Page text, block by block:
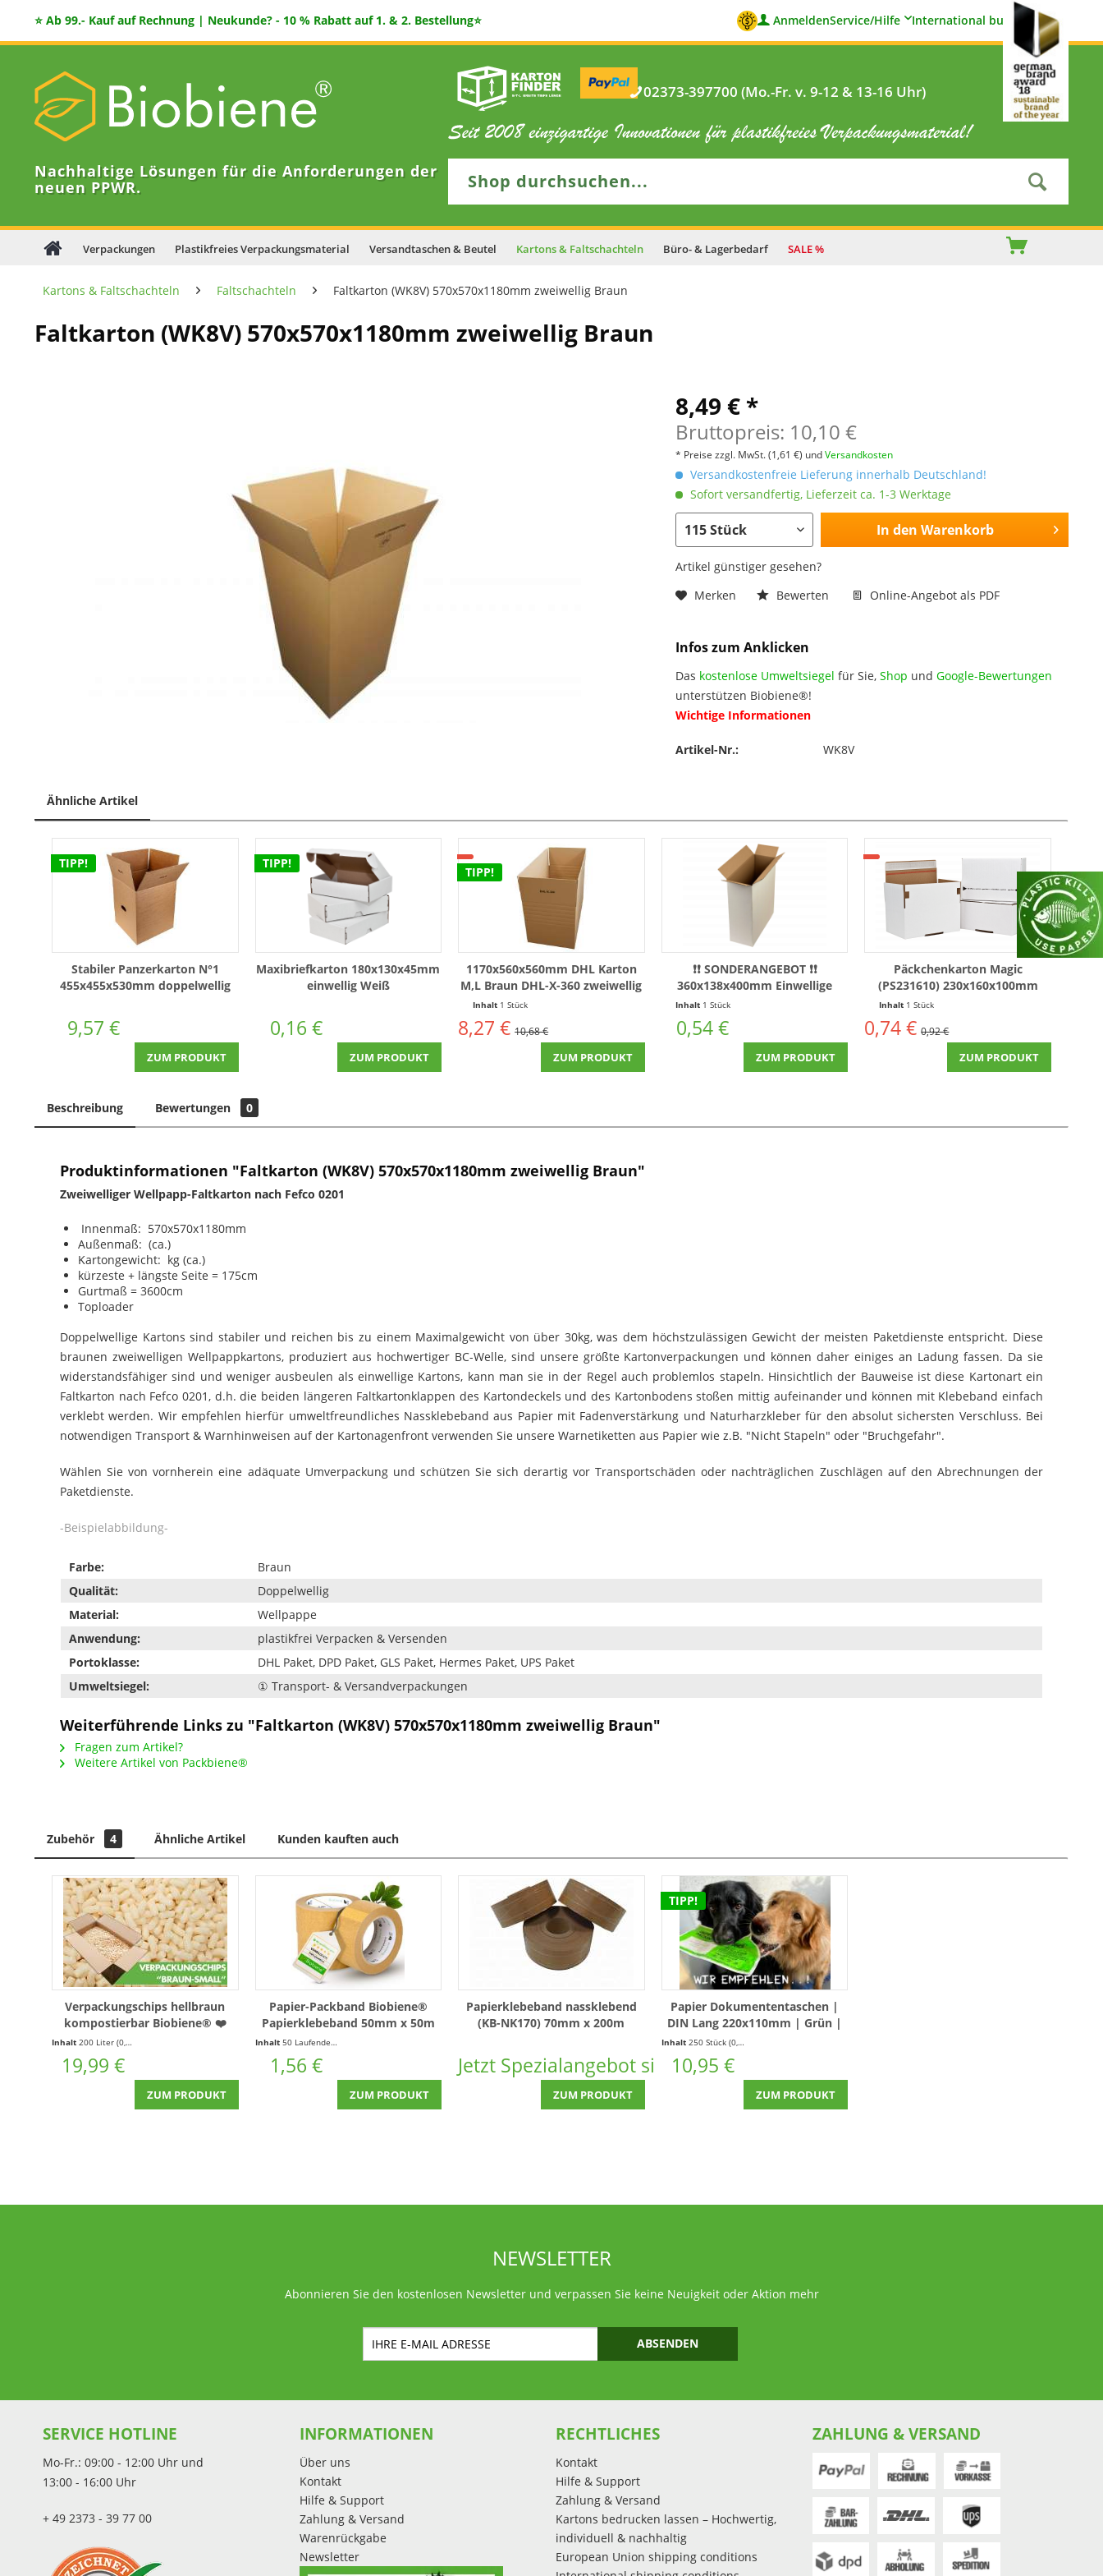
⭐ Ab 99.- Kauf auf Rechnung | Neukunde? - 10 % Rabatt auf 1. & 2. Bestellung⭐ AnmeldenService/Hilfe International buyers
Nachhaltige Lösungen für die Anforderungen der
neuen PPWR.
02373-397700 (Mo.-Fr. v. 9-12 & 13-16 Uhr)
Verpackungen Plastikfreies Verpackungsmaterial Versandtaschen & Beutel Kartons & Faltschachteln Büro- & Lagerbedarf SALE %
Kartons & Faltschachteln Faltschachteln Faltkarton (WK8V) 570x570x1180mm zweiwellig Braun
Faltkarton (WK8V) 570x570x1180mm zweiwellig Braun
8,49 € *
Bruttopreis: 10,10 €
* Preise zzgl. MwSt.(1,61 €) undVersandkosten
Versandkostenfreie Lieferung innerhalb Deutschland!
Sofort versandfertig, Lieferzeit ca. 1-3 Werktage
In den Warenkorb
Artikel günstiger gesehen?
Merken
Bewerten Online-Angebot als PDF
Infos zum Anklicken
Das kostenlose Umweltsiegel für Sie,Shop undGoogle-Bewertungen
unterstützen Biobiene®!
Wichtige Informationen
Artikel-Nr.: WK8V
Ähnliche Artikel
TIPP!
Stabiler Panzerkarton N°1
455x455x530mm doppelwellig
9,57 €
ZUM PRODUKT
TIPP!
Maxibriefkarton 180x130x45mm
einwellig Weiß
0,16 €
ZUM PRODUKT
TIPP!
1170x560x560mm DHL Karton
M,L Braun DHL-X-360 zweiwellig
Inhalt 1 Stück
8,27 € 10,68 €
ZUM PRODUKT
❗❗ SONDERANGEBOT ❗❗
360x138x400mm Einwellige
Kartons Weiß
Inhalt 1 Stück
0,54 €
ZUM PRODUKT
Päckchenkarton Magic
(PS231610) 230x160x100mm
einwellig Weiß
Inhalt 1 Stück
0,74 € 0,92 €
ZUM PRODUKT
Beschreibung Bewertungen 0
Produktinformationen "Faltkarton (WK8V) 570x570x1180mm zweiwellig Braun"
Zweiwelliger Wellpapp-Faltkarton nach Fefco 0201
Innenmaß: 570x570x1180mm
Außenmaß: (ca.)
Kartongewicht: kg (ca.)
kürzeste + längste Seite = 175cm
Gurtmaß = 3600cm
Toploader
Doppelwellige Kartons sind stabiler und reichen bis zu einem Maximalgewicht von über 30kg, was dem höchstzulässigen Gewicht der meisten Paketdienste entspricht. Diese
braunen zweiwelligen Wellpappkartons, produziert aus hochwertiger BC-Welle, sind unsere größte Kartonverpackungen und können daher einiges an Ladung fassen. Da sie
widerstandsfähiger sind und weniger ausbeulen als einwellige Kartons, kann man sie in der Regel auch problemlos stapeln. Hinsichtlich der Bauweise ist diese Kartonart ein
Faltkarton nach Fefco 0201, d.h. die beiden längeren Faltkartonklappen des Kartondeckels und des Kartonbodens stoßen mittig aufeinander und können mit Klebeband einfach
verklebt werden. Wir empfehlen hierfür umweltfreundliches Nassklebeband aus Papier mit Fadenverstärkung und Naturharzkleber für den absolut sichersten Verschluss. Bei
notwendigen Transport & Warnhinweisen auf der Kartonagenfront verwenden Sie unsere Warnetiketten aus Papier wie z.B. "Nicht Stapeln" oder "Bruchgefahr".
Wählen Sie von vornherein eine adäquate Umverpackung und schützen Sie sich derartig vor Transportschäden oder nachträglichen Zuschlägen auf den Abrechnungen der
Paketdienste.
-Beispielabbildung-
Farbe:
Braun
Qualität:
Doppelwellig
Material:
Wellpappe
Anwendung:
plastikfrei Verpacken & Versenden
Portoklasse:
DHL Paket, DPD Paket, GLS Paket, Hermes Paket, UPS Paket
Umweltsiegel:
① Transport- & Versandverpackungen
Weiterführende Links zu "Faltkarton (WK8V) 570x570x1180mm zweiwellig Braun"
Fragen zum Artikel?
Weitere Artikel von Packbiene®
Zubehör 4 Ähnliche Artikel Kunden kauften auch
Verpackungschips hellbraun
kompostierbar Biobiene® ❤️
Inhalt 200 Liter (0,10 € * / 1 Liter)
19,99 €
ZUM PRODUKT
Papier-Packband Biobiene®
Papierklebeband 50mm x 50m
Inhalt 50 Laufende(r) Meter
1,56 €
ZUM PRODUKT
Papierklebeband nassklebend
(KB-NK170) 70mm x 200m
Jetzt Spezialangebot sichern!
ZUM PRODUKT
TIPP!
Papier Dokumententaschen |
DIN Lang 220x110mm | Grün |
250 Stück
Inhalt 250 Stück (0,04 € * / 1 Stück)
10,95 €
ZUM PRODUKT
NEWSLETTER
Abonnieren Sie den kostenlosen Newsletter und verpassen Sie keine Neuigkeit oder Aktion mehr
ABSENDEN
SERVICE HOTLINE
Mo-Fr.: 09:00 - 12:00 Uhr und
13:00 - 16:00 Uhr
+ 49 2373 - 39 77 00
INFORMATIONEN
Über uns
Kontakt
Hilfe & Support
Zahlung & Versand
Warenrückgabe
Newsletter
RECHTLICHES
Kontakt
Hilfe & Support
Zahlung & Versand
Kartons bedrucken lassen – Hochwertig,
individuell & nachhaltig
European Union shipping conditions
ZAHLUNG & VERSAND